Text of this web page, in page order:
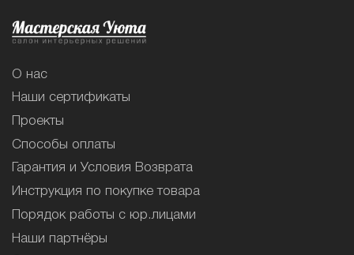
О нас
Наши сертификаты
Проекты
Способы оплаты
Гарантия и Условия Возврата
Инструкция по покупке товара
Порядок работы с юр.лицами
Наши партнёры